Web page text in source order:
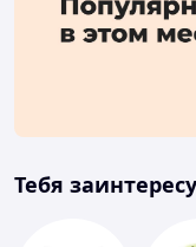
Тебя